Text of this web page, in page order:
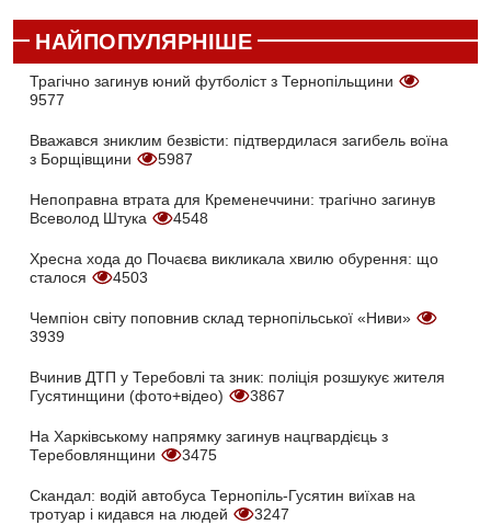
НАЙПОПУЛЯРНІШЕ
Трагічно загинув юний футболіст з Тернопільщини
9577
Вважався зниклим безвісти: підтвердилася загибель воїна
з Борщівщини
5987
Непоправна втрата для Кременеччини: трагічно загинув
Всеволод Штука
4548
Хресна хода до Почаєва викликала хвилю обурення: що
сталося
4503
Чемпіон світу поповнив склад тернопільської «Ниви»
3939
Вчинив ДТП у Теребовлі та зник: поліція розшукує жителя
Гусятинщини (фото+відео)
3867
На Харківському напрямку загинув нацгвардієць з
Теребовлянщини
3475
Скандал: водій автобуса Тернопіль-Гусятин виїхав на
тротуар і кидався на людей
3247